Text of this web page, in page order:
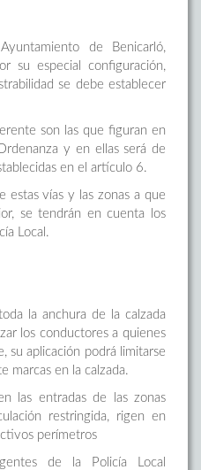
de Benicarló,
su especial configuración,
se debe establecer
son las que figuran en
y en ellas será de
en el artículo 6.
estas vías y las zonas a que
se tendrán en cuenta los
Local.
la anchura de la calzada
los conductores a quienes
su aplicación podrá limitarse
marcas en la calzada.
las entradas de las zonas
restringida, rigen en
perímetros
de la Policía Local